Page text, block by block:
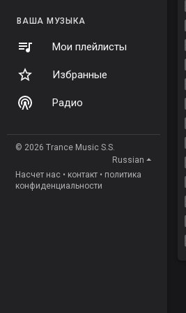
ВАША МУЗЫКА
Мои плейлисты
Избранные
Радио
© 2026 Trance Music S.S.
Russian
Насчет нас • контакт • политика
конфиденциальности